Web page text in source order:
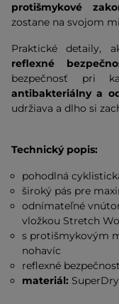
protišmykové
zostane na svojom
Praktické detaily,
reflexné
bezpečnosť pri
antibakteriálny a
udržiava a dlho si
Technický popis:
pohodlná
široký pás pre
odnímateľné
vložkou Stretch
s protišmykovým
nohavíc
reflexné
materiál: